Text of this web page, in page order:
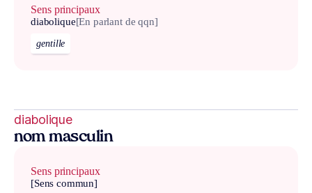
Sens principaux
diabolique[En parlant de qqn]
gentille
diabolique
nom masculin
Sens principaux
[Sens commun]